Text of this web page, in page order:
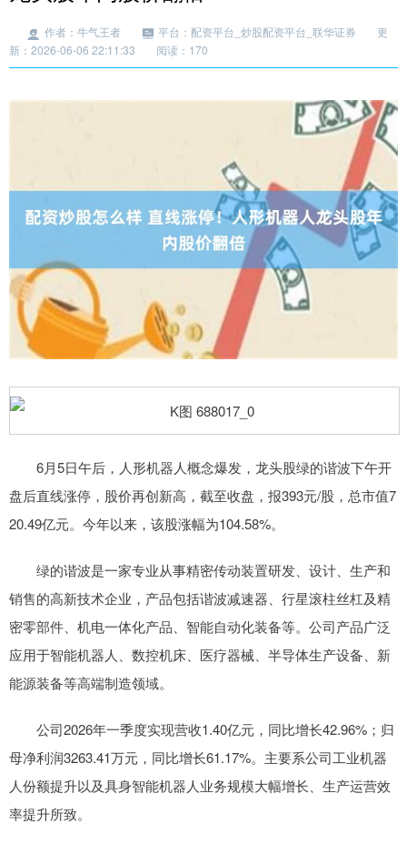
作者：牛气王者 平台：配资平台_炒股配资平台_联华证券
更
新：2026-06-06 22:11:33
阅读：170
6月5日午后，人形机器人概念爆发，龙头股绿的谐波下午开
盘后直线涨停，股价再创新高，截至收盘，报393元/股，总市值7
20.49亿元。今年以来，该股涨幅为104.58%。
绿的谐波是一家专业从事精密传动装置研发、设计、生产和
销售的高新技术企业，产品包括谐波减速器、行星滚柱丝杠及精
密零部件、机电一体化产品、智能自动化装备等。公司产品广泛
应用于智能机器人、数控机床、医疗器械、半导体生产设备、新
能源装备等高端制造领域。
公司2026年一季度实现营收1.40亿元，同比增长42.96%；归
母净利润3263.41万元，同比增长61.17%。主要系公司工业机器
人份额提升以及具身智能机器人业务规模大幅增长、生产运营效
率提升所致。